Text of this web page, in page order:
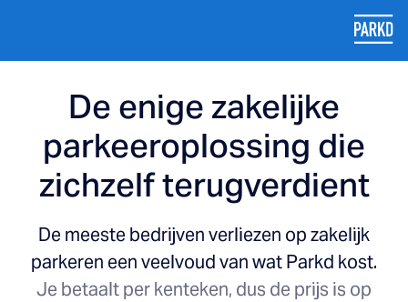
De enige zakelijke
parkeeroplossing die
zichzelf terugverdient
De meeste bedrijven verliezen op zakelijk
parkeren een veelvoud van wat Parkd kost.
Je betaalt per kenteken, dus de prijs is op